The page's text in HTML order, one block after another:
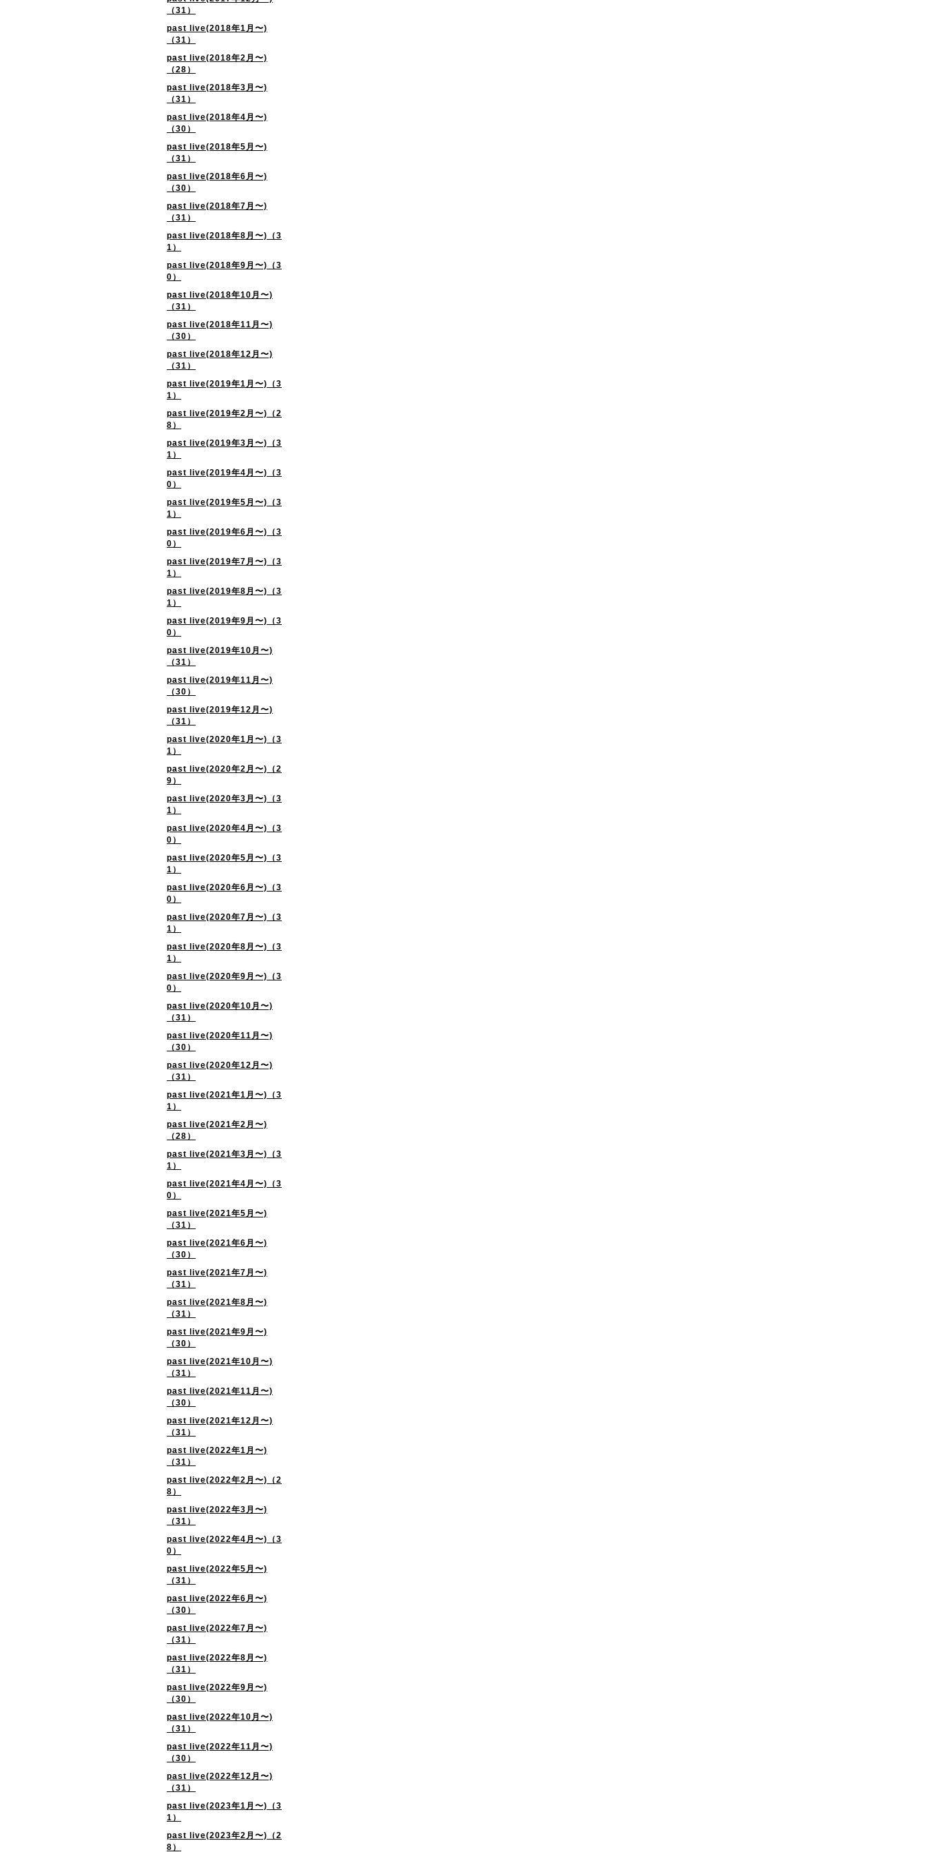
（31）
past live(2018年1月〜)
（31）
past live(2018年2月〜)
（28）
past live(2018年3月〜)
（31）
past live(2018年4月〜)
（30）
past live(2018年5月〜)
（31）
past live(2018年6月〜)
（30）
past live(2018年7月〜)
（31）
past live(2018年8月〜)（3
1）
past live(2018年9月〜)（3
0）
past live(2018年10月〜)
（31）
past live(2018年11月〜)
（30）
past live(2018年12月〜)
（31）
past live(2019年1月〜)（3
1）
past live(2019年2月〜)（2
8）
past live(2019年3月〜)（3
1）
past live(2019年4月〜)（3
0）
past live(2019年5月〜)（3
1）
past live(2019年6月〜)（3
0）
past live(2019年7月〜)（3
1）
past live(2019年8月〜)（3
1）
past live(2019年9月〜)（3
0）
past live(2019年10月〜)
（31）
past live(2019年11月〜)
（30）
past live(2019年12月〜)
（31）
past live(2020年1月〜)（3
1）
past live(2020年2月〜)（2
9）
past live(2020年3月〜)（3
1）
past live(2020年4月〜)（3
0）
past live(2020年5月〜)（3
1）
past live(2020年6月〜)（3
0）
past live(2020年7月〜)（3
1）
past live(2020年8月〜)（3
1）
past live(2020年9月〜)（3
0）
past live(2020年10月〜)
（31）
past live(2020年11月〜)
（30）
past live(2020年12月〜)
（31）
past live(2021年1月〜)（3
1）
past live(2021年2月〜)
（28）
past live(2021年3月〜)（3
1）
past live(2021年4月〜)（3
0）
past live(2021年5月〜)
（31）
past live(2021年6月〜)
（30）
past live(2021年7月〜)
（31）
past live(2021年8月〜)
（31）
past live(2021年9月〜)
（30）
past live(2021年10月〜)
（31）
past live(2021年11月〜)
（30）
past live(2021年12月〜)
（31）
past live(2022年1月〜)
（31）
past live(2022年2月〜)（2
8）
past live(2022年3月〜)
（31）
past live(2022年4月〜)（3
0）
past live(2022年5月〜)
（31）
past live(2022年6月〜)
（30）
past live(2022年7月〜)
（31）
past live(2022年8月〜)
（31）
past live(2022年9月〜)
（30）
past live(2022年10月〜)
（31）
past live(2022年11月〜)
（30）
past live(2022年12月〜)
（31）
past live(2023年1月〜)（3
1）
past live(2023年2月〜)（2
8）